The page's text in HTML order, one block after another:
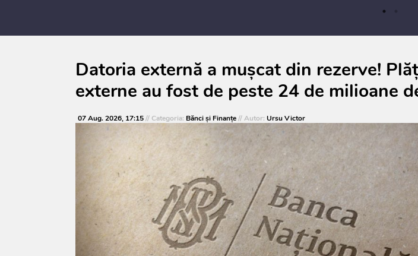
Datoria externă a mușcat din rezerve!
externe au fost de peste 24 de milioane
07 Aug. 2026, 17:15// Categoria: Bănci şi Finanţe// Autor: Ursu Victor